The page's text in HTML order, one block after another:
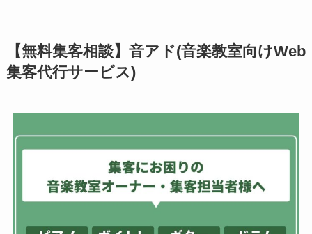
【無料集客相談】音アド(音楽教室向けWeb
集客代行サービス)